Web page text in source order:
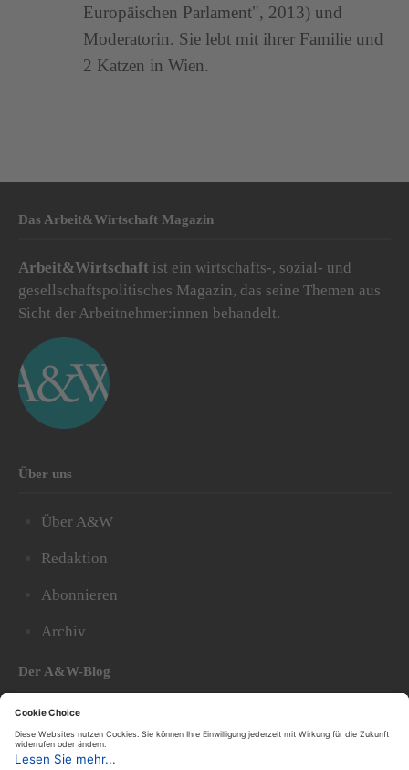
Europäischen Parlament", 2013) und
Moderatorin. Sie lebt mit ihrer Familie und
2 Katzen in Wien.
Das Arbeit&Wirtschaft Magazin
Arbeit&Wirtschaft ist ein wirtschafts-, sozial- und
gesellschaftspolitisches Magazin, das seine Themen aus
Sicht der Arbeitnehmer:innen behandelt.
Über uns
Über A&W
Redaktion
Abonnieren
Archiv
Der A&W-Blog
DerA&W-Blog
hat sich in den vergangenen Jahren zu einem der
bedeutendsten politischen Blogs in Österreich